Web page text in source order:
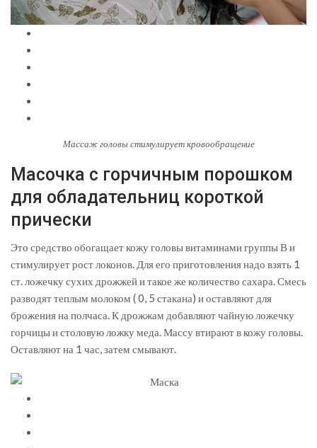
Массаж головы стимулирует кровообращение
Масочка с горчичным порошком
для обладательниц короткой
прически
Это средство обогащает кожу головы витаминами группы В и
стимулирует рост локонов. Для его приготовления надо взять 1
ст. ложечку сухих дрожжей и такое же количество сахара. Смесь
разводят теплым молоком ( 0, 5 стакана) и оставляют для
брожения на полчаса. К дрожжам добавляют чайную ложечку
горчицы и столовую ложку меда. Массу втирают в кожу головы.
Оставляют на 1 час, затем смывают.